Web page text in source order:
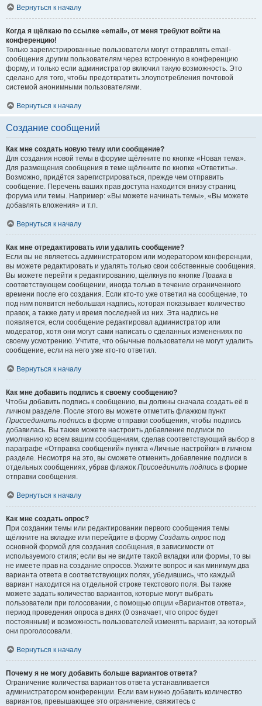
Вернуться к началу
Когда я щёлкаю по ссылке «email», от меня требуют войти на
конференцию!
Только зарегистрированные пользователи могут отправлять email-
сообщения другим пользователям через встроенную в конференцию
форму, и только если администратор включил такую возможность. Это
сделано для того, чтобы предотвратить злоупотребления почтовой
системой анонимными пользователями.
Вернуться к началу
Создание сообщений
Как мне создать новую тему или сообщение?
Для создания новой темы в форуме щёлкните по кнопке «Новая тема».
Для размещения сообщения в теме щёлкните по кнопке «Ответить».
Возможно, придётся зарегистрироваться, прежде чем отправить
сообщение. Перечень ваших прав доступа находится внизу страниц
форума или темы. Например: «Вы можете начинать темы», «Вы можете
добавлять вложения» и т.п.
Вернуться к началу
Как мне отредактировать или удалить сообщение?
Если вы не являетесь администратором или модератором конференции,
вы можете редактировать и удалять только свои собственные сообщения.
Вы можете перейти к редактированию, щёлкнув по кнопке Правка в
соответствующем сообщении, иногда только в течение ограниченного
времени после его создания. Если кто-то уже ответил на сообщение, то
под ним появится небольшая надпись, которая показывает количество
правок, а также дату и время последней из них. Эта надпись не
появляется, если сообщение редактировал администратор или
модератор, хотя они могут сами написать о сделанных изменениях по
своему усмотрению. Учтите, что обычные пользователи не могут удалить
сообщение, если на него уже кто-то ответил.
Вернуться к началу
Как мне добавить подпись к своему сообщению?
Чтобы добавить подпись к сообщению, вы должны сначала создать её в
личном разделе. После этого вы можете отметить флажком пункт
Присоединить подпись в форме отправки сообщения, чтобы подпись
добавилась. Вы также можете настроить добавление подписи по
умолчанию ко всем вашим сообщениям, сделав соответствующий выбор в
параграфе «Отправка сообщений» пункта «Личные настройки» в личном
разделе. Несмотря на это, вы сможете отменить добавление подписи в
отдельных сообщениях, убрав флажок Присоединить подпись в форме
отправки сообщения.
Вернуться к началу
Как мне создать опрос?
При создании темы или редактировании первого сообщения темы
щёлкните на вкладке или перейдите в форму Создать опрос под
основной формой для создания сообщения, в зависимости от
используемого стиля; если вы не видите такой вкладки или формы, то вы
не имеете прав на создание опросов. Укажите вопрос и как минимум два
варианта ответа в соответствующих полях, убедившись, что каждый
вариант находится на отдельной строке текстового поля. Вы также
можете задать количество вариантов, которые могут выбрать
пользователи при голосовании, с помощью опции «Вариантов ответа»,
период проведения опроса в днях (0 означает, что опрос будет
постоянным) и возможность пользователей изменять вариант, за который
они проголосовали.
Вернуться к началу
Почему я не могу добавить больше вариантов ответа?
Ограничение количества вариантов ответа устанавливается
администратором конференции. Если вам нужно добавить количество
вариантов, превышающее это ограничение, свяжитесь с